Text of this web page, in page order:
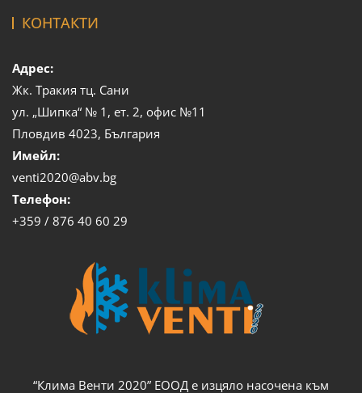
КОНТАКТИ
Адрес:
Жк. Тракия тц. Сани
ул. „Шипка“ № 1, ет. 2, офис №11
Пловдив 4023, България
Имейл:
venti2020@abv.bg
Телефон:
+359 / 876 40 60 29
“Клима Венти 2020” ЕООД е изцяло насочена към